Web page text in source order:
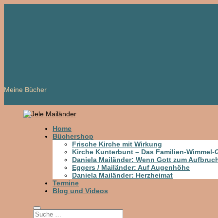
Meine Bücher
Home
Büchershop
Frische Kirche mit Wirkung
Kirche Kunterbunt – Das Familien-
Daniela Mailänder: Wenn Gott zum
Eggers / Mailänder: Auf Augenhöhe
Daniela Mailänder: Herzheimat
Termine
Blog und Videos